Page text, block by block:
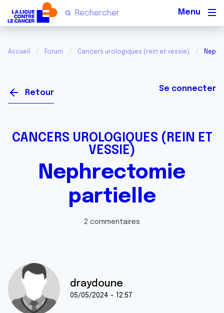
Accueil Forum Cancers urologiques (rein et vessie)
Retour Se connecter
CANCERS UROLOGIQUES (REIN ET
VESSIE)
Nephrectomie
partielle
2 commentaires
draydoune
05/05/2024 - 12:57